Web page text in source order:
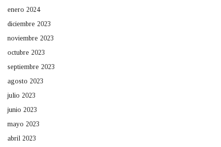
enero 2024
diciembre 2023
noviembre 2023
octubre 2023
septiembre 2023
agosto 2023
julio 2023
junio 2023
mayo 2023
abril 2023